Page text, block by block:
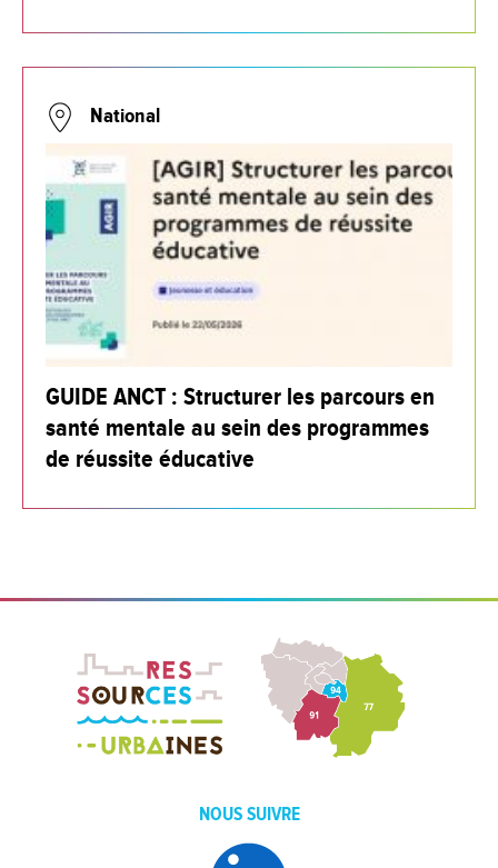
National
GUIDE ANCT : Structurer les parcours en
santé mentale au sein des programmes
de réussite éducative
NOUS SUIVRE